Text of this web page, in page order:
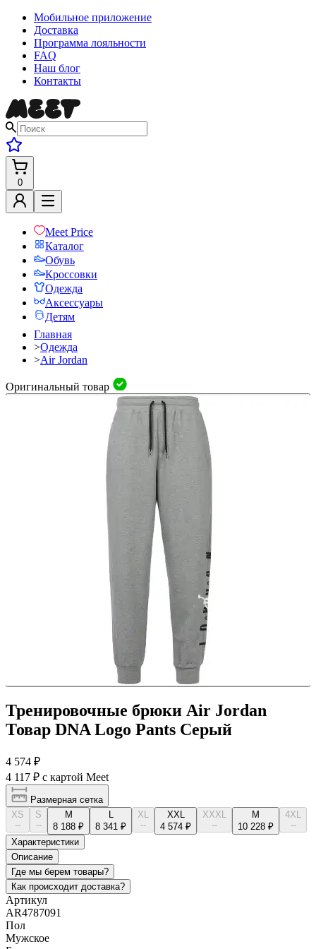
Мобильное приложение
Доставка
Программа лояльности
FAQ
Наш блог
Контакты
0
Meet Price
Каталог
Обувь
Кроссовки
Одежда
Аксессуары
Детям
Главная
>Одежда
>Air Jordan
Оригинальный товар
Тренировочные брюки Air Jordan
Товар DNA Logo Pants Серый
4 574 ₽
4 117 ₽ с картой Meet
Размерная сетка
XS
--
S
--
M
8 188 ₽
8 341 ₽
XL
--
XXL
4 574 ₽
XXXL
--
М
10 228 ₽
4XL
--
Характеристики
Описание
Где мы берем товары?
Как происходит доставка?
Артикул
AR4787091
Пол
Мужское